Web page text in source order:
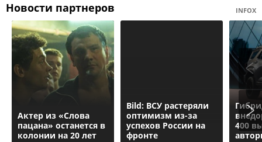
Новости партнеров INFOX
Актер из «Слова
пацана» останется в
колонии на 20 лет
Bild: ВСУ растеряли
оптимизм из-за
успехов России на
фронте
400